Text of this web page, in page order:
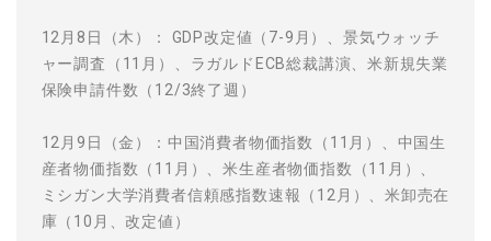
12月8日（木）： GDP改定値（7-9月）、景気ウォッチ
ャー調査（11月）、ラガルドECB総裁講演、米新規失業
保険申請件数（12/3終了週）
12月9日（金）：中国消費者物価指数（11月）、中国生
産者物価指数（11月）、米生産者物価指数（11月）、
ミシガン大学消費者信頼感指数速報（12月）、米卸売在
庫（10月、改定値）